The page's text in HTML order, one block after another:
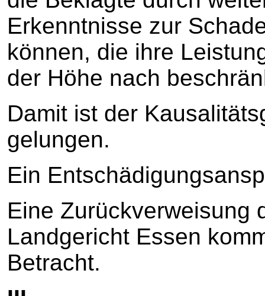
Erkenntnisse zur
können, die ihre
der Höhe nach
Damit ist der
gelungen.
Ein
Eine Zurückverweisung
Landgericht Essen
Betracht.